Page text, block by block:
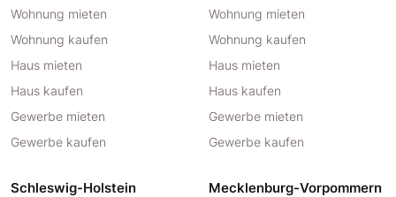
Wohnung mieten
Wohnung kaufen
Haus mieten
Haus kaufen
Gewerbe mieten
Gewerbe kaufen
Wohnung mieten
Wohnung kaufen
Haus mieten
Haus kaufen
Gewerbe mieten
Gewerbe kaufen
Schleswig-Holstein Mecklenburg-Vorpommern